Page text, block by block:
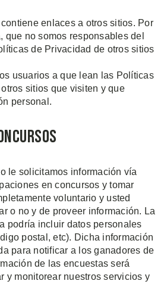
enlaces a otros sitios. Por
que no somos responsables del
de Privacidad de otros sitios
usuarios a que lean las Políticas
sitios que visiten y que
personal.
le solicitamos información vía
en concursos y tomar
voluntario y usted
o no y de proveer información. La
podría incluir datos personales
postal, etc). Dicha información
para notificar a los ganadores de
de las encuestas será
y monitorear nuestros servicios y